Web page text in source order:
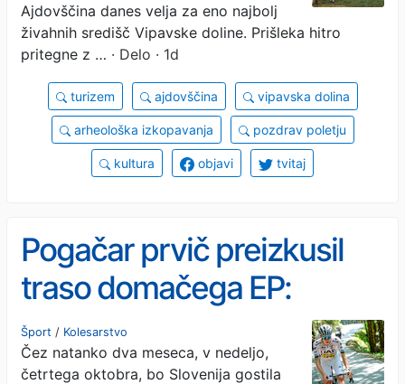
Ajdovščina danes velja za eno najbolj
živahnih središč Vipavske doline. Prišleka hitro
pritegne z … · Delo · 1d
turizem ajdovščina vipavska dolina
arheološka izkopavanja pozdrav poletju
kultura objavi tvitaj
Pogačar prvič preizkusil
traso domačega EP:
Zmagal bo kakovosten
kolesar #video
Šport / Kolesarstvo
Čez natanko dva meseca, v nedeljo,
četrtega oktobra, bo Slovenija gostila